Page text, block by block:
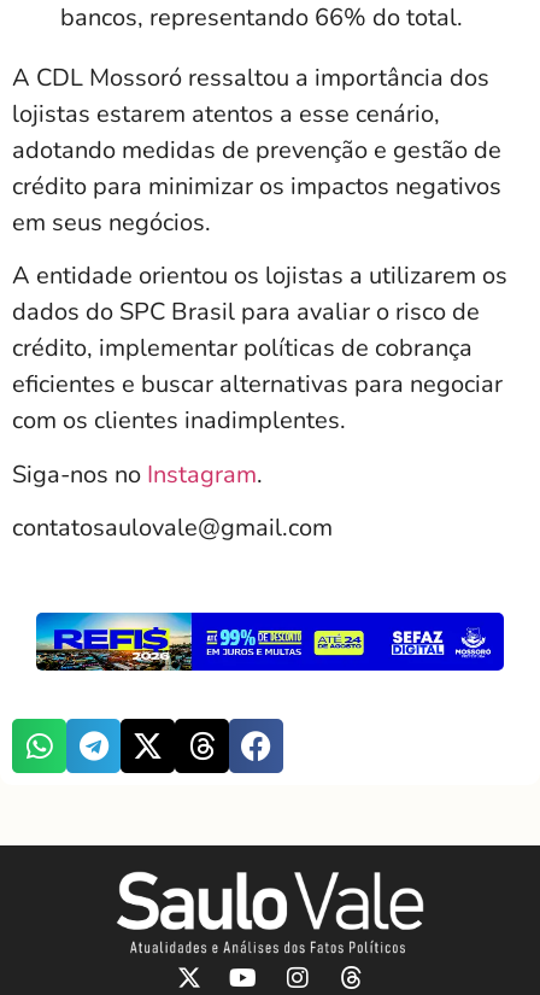
bancos, representando 66% do total.
A CDL Mossoró ressaltou a importância dos
lojistas estarem atentos a esse cenário,
adotando medidas de prevenção e gestão de
crédito para minimizar os impactos negativos
em seus negócios.
A entidade orientou os lojistas a utilizarem os
dados do SPC Brasil para avaliar o risco de
crédito, implementar políticas de cobrança
eficientes e buscar alternativas para negociar
com os clientes inadimplentes.
Siga-nos no Instagram.
contatosaulovale@gmail.com